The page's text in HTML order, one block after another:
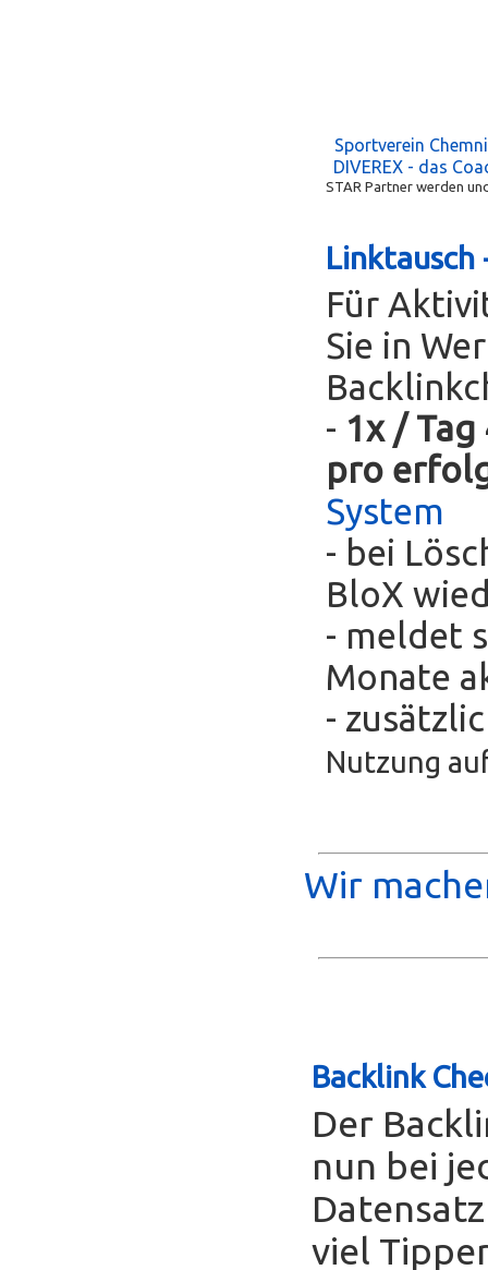
Sportverein
DIVEREX - das
STAR Partner werden
Linktausch
Für
Sie in
- 1x /
pro
System
- bei
BloX
- meldet
Monate
-
Nutzung
Wir
Backlink
Der
nun bei
viel